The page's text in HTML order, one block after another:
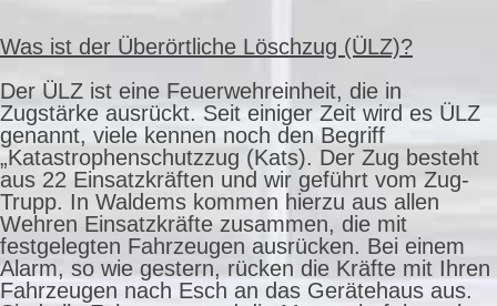
Was ist der Überörtliche Löschzug (ÜLZ)?
Der ÜLZ ist eine Feuerwehreinheit, die in
Zugstärke ausrückt. Seit einiger Zeit wird es ÜLZ
genannt, viele kennen noch den Begriff
„Katastrophenschutzzug (Kats). Der Zug besteht
aus 22 Einsatzkräften und wir geführt vom Zug-
Trupp. In Waldems kommen hierzu aus allen
Wehren Einsatzkräfte zusammen, die mit
festgelegten Fahrzeugen ausrücken. Bei einem
Alarm, so wie gestern, rücken die Kräfte mit Ihren
Fahrzeugen nach Esch an das Gerätehaus aus.